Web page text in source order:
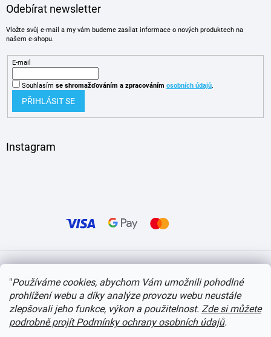
"Používáme cookies, abychom Vám umožnili pohodlné
prohlížení webu a díky analýze provozu webu neustále
zlepšovali jeho funkce, výkon a použitelnost. Zde si můžete
podrobně projít Podmínky ochrany osobních údajů.
Odebírat newsletter
Vložte svůj e-mail a my vám budeme zasílat informace o nových produktech na
našem e-shopu.
E-mail
Souhlasím se shromažďováním a zpracováním osobních údajů.
PŘIHLÁSIT SE
Instagram
Copyright 2026 itvlaky.cz . Všechna práva vyhrazena. Upravit nastavení cookies